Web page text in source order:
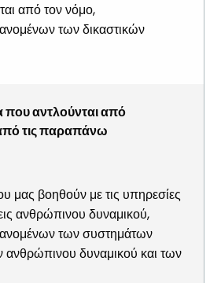
από τον νόμο,
των δικαστικών
αντλούνται από
τις παραπάνω
μας βοηθούν με τις υπηρεσίες
ανθρώπινου δυναμικού,
των συστημάτων
δυναμικού και των